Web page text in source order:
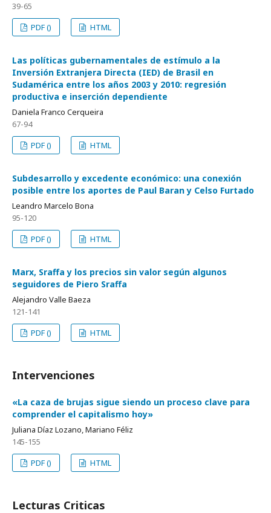
39-65
PDF ()
HTML
Las políticas gubernamentales de estímulo a la
Inversión Extranjera Directa (IED) de Brasil en
Sudamérica entre los años 2003 y 2010: regresión
productiva e inserción dependiente
Daniela Franco Cerqueira
67-94
PDF ()
HTML
Subdesarrollo y excedente económico: una conexión
posible entre los aportes de Paul Baran y Celso Furtado
Leandro Marcelo Bona
95-120
PDF ()
HTML
Marx, Sraffa y los precios sin valor según algunos
seguidores de Piero Sraffa
Alejandro Valle Baeza
121-141
PDF ()
HTML
Intervenciones
«La caza de brujas sigue siendo un proceso clave para
comprender el capitalismo hoy»
Juliana Díaz Lozano, Mariano Féliz
145-155
PDF ()
HTML
Lecturas Criticas